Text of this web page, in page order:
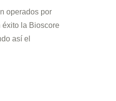
operados por
éxito la Bioscore
así el